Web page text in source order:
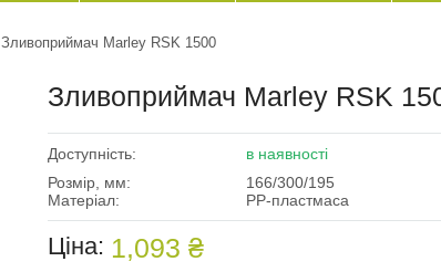
Зливоприймач Marley RSK 1500
Зливоприймач Marley RSK
Доступність:
в наявності
Розмір, мм:
166/300/195
Матеріал:
PP-пластмаса
Ціна: 1,093 ₴